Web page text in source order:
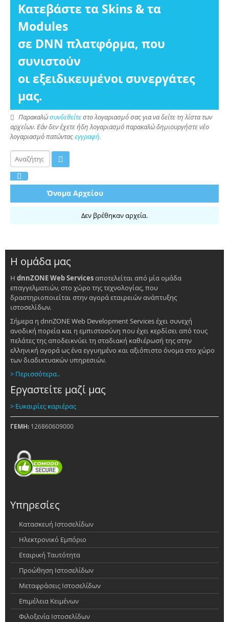
Κατεβάστε τα Skins & τα
Modules
σε DNN πλατφόρμα, που
συνιστούν
οι εξειδικευμένοι συνεργάτες
μας.
Παρακαλώσυνδεθείτεστο λογαριασμό σας για να δείτε τη λίστα των
αρχείων. Εάν δεν έχετε ήδη λογαριασμό παρακαλώ δημιουργήστε νέο
λογαριασμό πατώνταςεγγραφή.
Όνομα Αρχείου
Δεν βρέθηκαν αρχεία.
Η ομάδα μας
Η dnnZONE Web Servicesαποτελείται από μία ομάδα
επαγγελματιών, στο χώρο της τεχνολογίας, που
δραστηριοποιείται στην αγορά εταιρειών ανάπτυξης
ιστοσελίδων.
Σήμερα η dnnZONE Web Development Services έχει συνεχή
ανοδική πορεία και η εμπιστοσύνη που έχει κερδίσει από τους
πελάτες της αποδεικνύει τη σταδιακή καθιέρωσή της στην
ελληνική αγορά ως ένα εγγυημένο και αξιόπιστο όνομα στο χώρο
των διαδικτυακών υπηρεσιών.
> Περισσότερα..
Εργαστείτε μαζί μας
> Ευκαιρίες καριέρας
ΓΕΜΗ: 126860609000
Υπηρεσίες
Κατασκευή Ιστοσελίδων
Ηλεκτρονικό Εμπόριο
Εταιρική Ταυτότητα
Προώθηση Ιστοσελίδων
Μεταφράσεις Ιστοσελίδων
Επιμέλεια Κειμένων
Φιλοξενία Ιστοσελίδων